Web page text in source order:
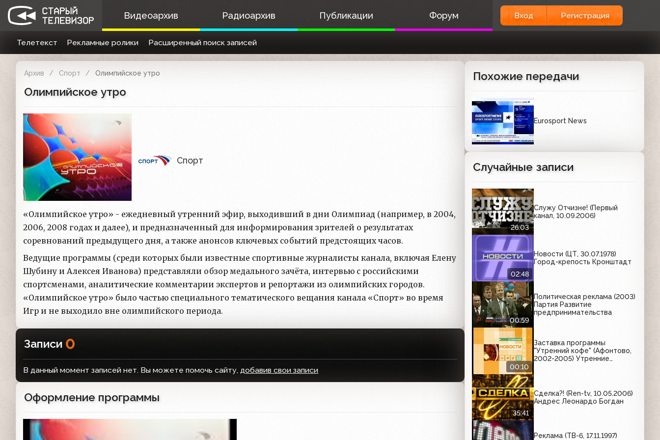
Видеоархив Радиоархив Публикации Форум Вход Регистрация
Телетекст Рекламные ролики Расширенный поиск записей
Архив Спорт Олимпийское утро
Олимпийское утро
Спорт
«Олимпийское утро» - ежедневный утренний эфир, выходивший в дни Олимпиад (например, в 2004,
2006, 2008 годах и далее), и предназначенный для информирования зрителей о результатах
соревнований предыдущего дня, а также анонсов ключевых событий предстоящих часов.
Ведущие программы (среди которых были известные спортивные журналисты канала, включая Елену
Шубину и Алексея Иванова) представляли обзор медального зачёта, интервью с российскими
спортсменами, аналитические комментарии экспертов и репортажи из олимпийских городов.
«Олимпийское утро» было частью специального тематического вещания канала «Спорт» во время
Игр и не выходило вне олимпийского периода.
Записи 0
В данный момент записей нет. Вы можете помочь сайту, добавив свои записи
Оформление программы
Заставка
Похожие передачи
Eurosport News
Случайные записи
26:03
Служу Отчизне! (Первый
канал, 10.09.2006)
02:48
Новости (ЦТ, 30.07.1978)
Город-крепость Кронштадт
00:59
Политическая реклама (2003)
Партия Развитие
предпринимательства
00:10
Заставка программы
"Утренний кофе" (Афонтово,
2002-2005) Утренние
35:41
Сделка?! (Ren-tv, 10.05.2006)
Андрес Леонардо Богдан
Реклама (ТВ-6, 17.11.1997)